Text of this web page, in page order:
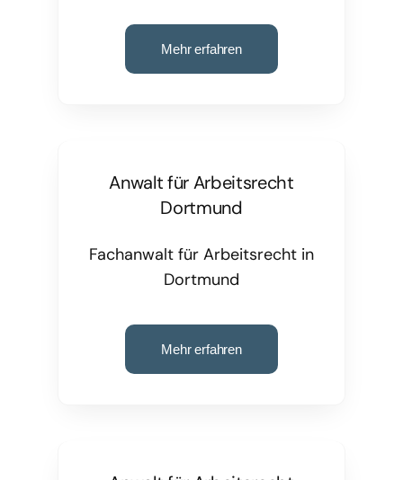
Mehr erfahren
Anwalt für Arbeitsrecht
Dortmund
Fachanwalt für Arbeitsrecht in
Dortmund
Mehr erfahren